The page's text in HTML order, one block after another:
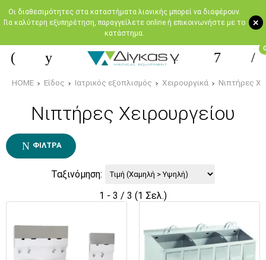
+
Oι διαθεσιμότητες στα καταστήματα λιανικής μπορεί να διαφέρουν.
Για καλύτερη εξυπηρέτηση, παραγγείλετε online ή επικοινωνήστε με το
κατάστημα.
0
HOME Είδος Ιατρικός εξοπλισμός Χειρουργικά Νιπτήρες
Νιπτήρες Χειρουργείου
ΦΊΛΤΡΑ
Ταξινόμηση:
1 - 3 / 3 (1 Σελ.)